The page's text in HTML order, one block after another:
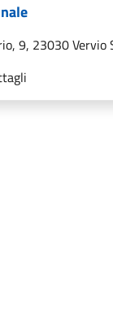
9, 23030 Vervio